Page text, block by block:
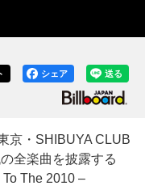
送る
シェア
京・SHIBUYA CLUB
全楽曲を披露する
To The 2010 –